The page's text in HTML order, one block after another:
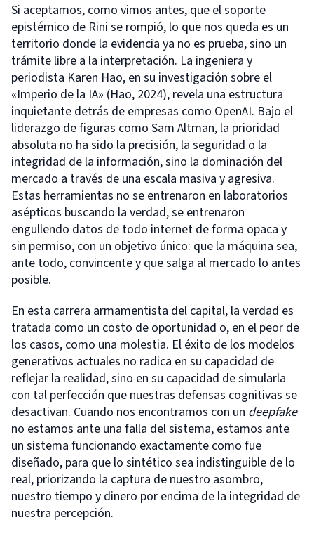
Si aceptamos, como vimos antes, que el soporte
epistémico de Rini se rompió, lo que nos queda es un
territorio donde la evidencia ya no es prueba, sino un
trámite libre a la interpretación. La ingeniera y
periodista Karen Hao, en su investigación sobre el
«Imperio de la IA» (Hao, 2024), revela una estructura
inquietante detrás de empresas como OpenAI. Bajo el
liderazgo de figuras como Sam Altman, la prioridad
absoluta no ha sido la precisión, la seguridad o la
integridad de la información, sino la dominación del
mercado a través de una escala masiva y agresiva.
Estas herramientas no se entrenaron en laboratorios
asépticos buscando la verdad, se entrenaron
engullendo datos de todo internet de forma opaca y
sin permiso, con un objetivo único: que la máquina sea,
ante todo, convincente y que salga al mercado lo antes
posible.
En esta carrera armamentista del capital, la verdad es
tratada como un costo de oportunidad o, en el peor de
los casos, como una molestia. El éxito de los modelos
generativos actuales no radica en su capacidad de
reflejar la realidad, sino en su capacidad de simularla
con tal perfección que nuestras defensas cognitivas se
desactivan. Cuando nos encontramos con un deepfake
no estamos ante una falla del sistema, estamos ante
un sistema funcionando exactamente como fue
diseñado, para que lo sintético sea indistinguible de lo
real, priorizando la captura de nuestro asombro,
nuestro tiempo y dinero por encima de la integridad de
nuestra percepción.